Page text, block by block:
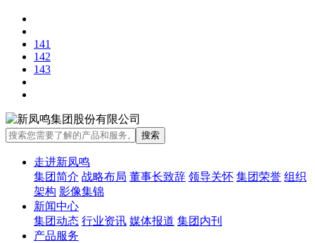
141
142
143
走进新凤鸣
集团简介 战略布局 董事长致辞 领导关怀 集团荣誉 组织
架构 影像集锦
新闻中心
集团动态 行业资讯 媒体报道 集团内刊
产品服务